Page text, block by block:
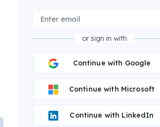
or sign in with
Continue with Google
Continue with Microsoft
Continue with LinkedIn